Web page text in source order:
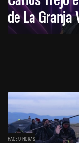
de La Granja
HACE 9 HORAS